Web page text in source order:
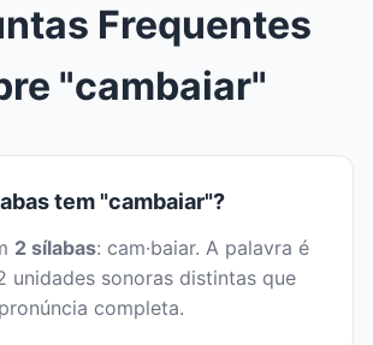
Frequentes
"cambaiar"
tem "cambaiar"?
2 sílabas: cam·baiar. A palavra é
unidades sonoras distintas que
completa.